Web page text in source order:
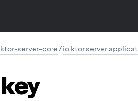
ktor-server-core/
key